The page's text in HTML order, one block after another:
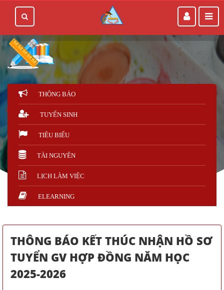
THÔNG BÁO
TUYỂN SINH
TIÊU BIỂU
TÀI NGUYÊN
LỊCH LÀM VIỆC
ELEARNING
THÔNG BÁO KẾT THÚC NHẬN HỒ SƠ
TUYỂN GV HỢP ĐỒNG NĂM HỌC
2025-2026